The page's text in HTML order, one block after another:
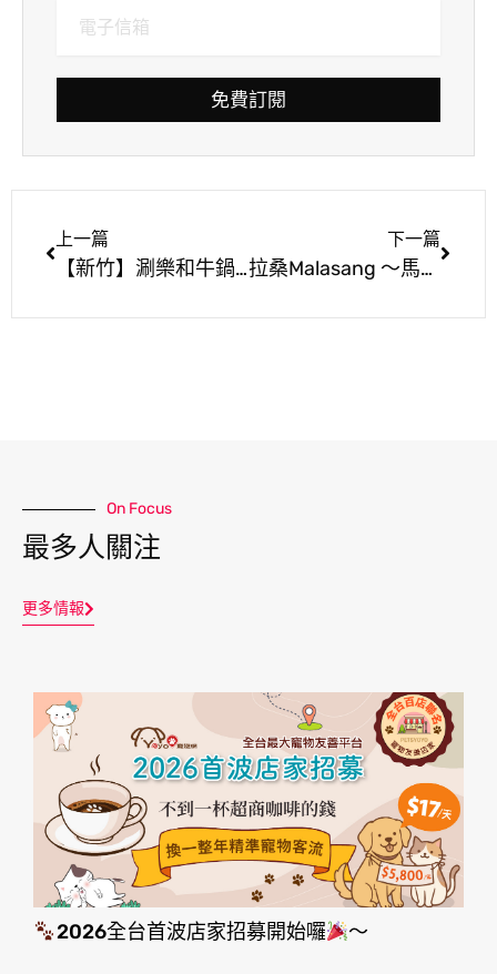
免費訂閱
上一篇
【新竹】涮樂和牛鍋物 食べ放題 馬辣集團新品牌吃到飽和牛火鍋
下一篇
拉桑Malasang ～馬拉桑露天燒烤吧 讓你喝醉了沒？
On Focus
最多人關注
更多情報
2026全台首波店家招募開始囉 ～